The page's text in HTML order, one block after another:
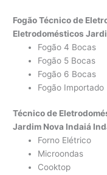
Fogão Técnico de
Eletrodomésticos
Fogão 4 Bocas
Fogão 5 Bocas
Fogão 6 Bocas
Fogão Importado
Técnico de
Jardim Nova Indaiá
Forno Elétrico
Microondas
Cooktop